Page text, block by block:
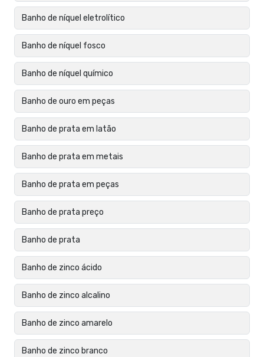
Banho de níquel eletrolítico
Banho de níquel fosco
Banho de níquel químico
Banho de ouro em peças
Banho de prata em latão
Banho de prata em metais
Banho de prata em peças
Banho de prata preço
Banho de prata
Banho de zinco ácido
Banho de zinco alcalino
Banho de zinco amarelo
Banho de zinco branco